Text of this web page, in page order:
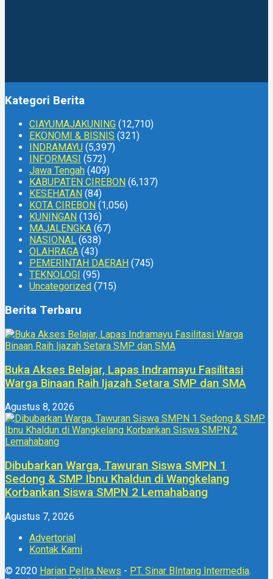
Kategori Berita
CIAYUMAJAKUNING (12,710)
EKONOMI & BISNIS (321)
INDRAMAYU (5,397)
INFORMASI (572)
Jawa Tengah (409)
KABUPATEN CIREBON (6,137)
KESEHATAN (84)
KOTA CIREBON (1,056)
KUNINGAN (136)
MAJALENGKA (67)
NASIONAL (638)
OLAHRAGA (43)
PEMERINTAH DAERAH (745)
TEKNOLOGI (95)
Uncategorized (715)
Berita Terbaru
Buka Akses Belajar, Lapas Indramayu Fasilitasi
Warga Binaan Raih Ijazah Setara SMP dan SMA
Agustus 8, 2026
Dibubarkan Warga, Tawuran Siswa SMPN 1
Sedong & SMP Ibnu Khaldun di Wangkelang
Korbankan Siswa SMPN 2 Lemahabang
Agustus 7, 2026
Advertorial
Kontak Kami
© 2020 Harian Pelita News - PT. Sinar BIntang Intermedia.